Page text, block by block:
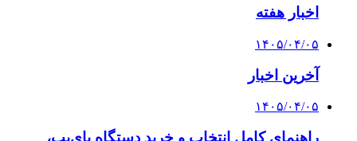
اخبار هفته
۱۴۰۵/۰۴/۰۵
آخرین اخبار
۱۴۰۵/۰۴/۰۵
راهنمای کامل انتخاب و خرید دستگاه بای‌پپ،